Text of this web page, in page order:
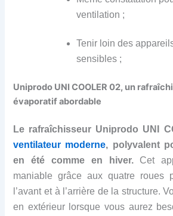
ventilation ;
Tenir loin des
sensibles ;
Uniprodo UNI COOLER 02, un
évaporatif abordable
Le rafraîchisseur Uniprodo UNI
ventilateur moderne, polyvalent
en été comme en hiver. Cet
maniable grâce aux quatre roues
l’avant et à l’arrière de la structure.
en extérieur lorsque vous aurez